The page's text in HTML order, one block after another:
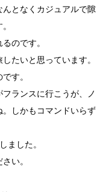
となくカジュアルで隙
のです。
たいと思っています。
す。
ランスに行こうが、ノ
しかもコマンドいらず
ました。
い。